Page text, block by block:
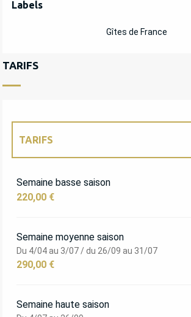
Labels
Labels
Gîtes de France
TARIFS
TARIFS
Semaine basse saison
220,00 €
Semaine moyenne saison
Du 4/04 au 3/07 / du 26/09 au 31/07
290,00 €
Semaine haute saison